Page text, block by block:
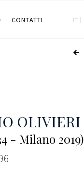
CONTATTI IT |
OLIVIERI
- Milano 2019)